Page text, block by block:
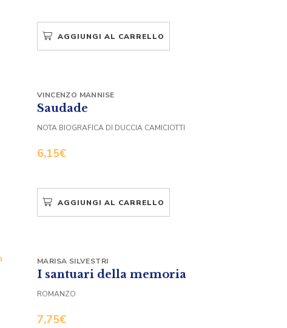
AGGIUNGI AL CARRELLO
Saudade
6,15€
VINCENZO MANNISE
NOTA BIOGRAFICA DI DUCCIA CAMICIOTTI
AGGIUNGI AL CARRELLO
I santuari della memoria
7,75€
MARISA SILVESTRI
ROMANZO